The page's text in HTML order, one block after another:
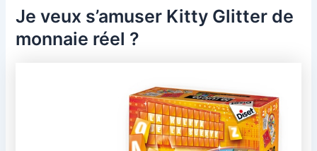
Je veux s’amuser Kitty Glitter de
monnaie réel ?